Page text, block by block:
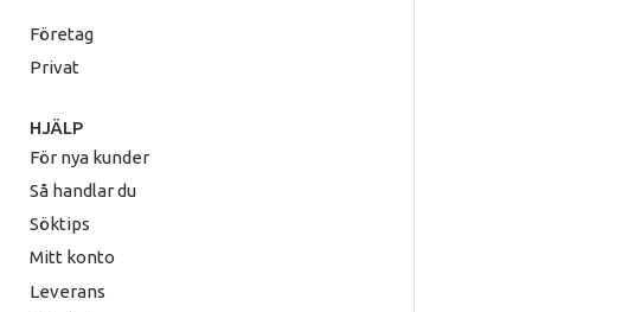
Företag
Privat
HJÄLP
För nya kunder
Så handlar du
Söktips
Mitt konto
Leverans